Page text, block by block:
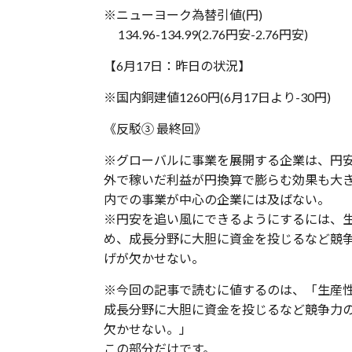
※ニューヨーク為替引値(円)
134.96-134.99(2.76円安-2.76円安)
【6月17日：昨日の状況】
※国内銅建値1260円(6月17日より-30円)
《反駁③ 最終回》
※グローバルに事業を展開する企業は、円
外で稼いだ利益が円換算で膨らむ効果も大
内での事業が中心の企業には及ばない。
※円安を追い風にできるようにするには、
め、成長分野に大胆に資金を投じるなど競
げが欠かせない。
※今回の記事で読むに値するのは、「生産
成長分野に大胆に資金を投じるなど競争力
欠かせない。」
この部分だけです。